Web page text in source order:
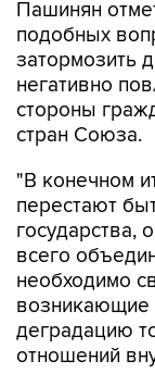
затормозить
негативно
стороны
стран Союза.
"В конечном
государства,
всего
необходимо
возникающие
деградацию
отношений